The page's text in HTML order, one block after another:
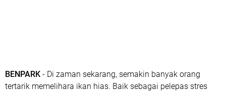
BENPARK - Di zaman sekarang, semakin banyak orang
tertarik memelihara ikan hias. Baik sebagai pelepas stres